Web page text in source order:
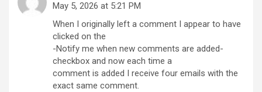
May 5, 2026 at 5:21 PM
When I originally left a comment I appear to have
clicked on the
-Notify me when new comments are added-
checkbox and now each time a
comment is added I receive four emails with the
exact same comment.